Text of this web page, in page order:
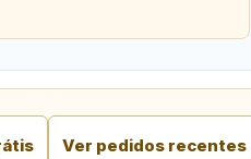
Ver pedidos recentes